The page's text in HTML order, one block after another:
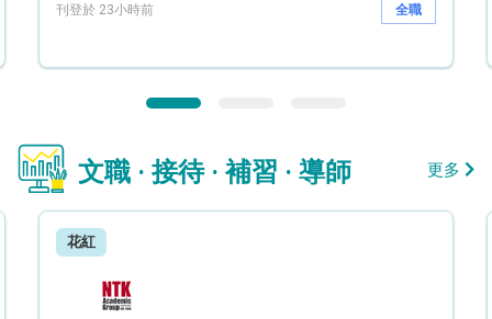
刊登於 23小時前 全職
文職 · 接待 · 補習 · 導師 更多
花紅